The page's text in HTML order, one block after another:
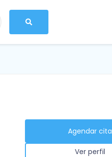
Agendar cita
Ver perfil